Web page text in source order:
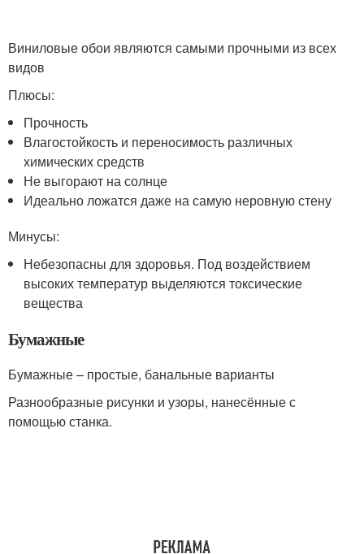
Виниловые обои являются самыми прочными из всех
видов
Плюсы:
Прочность
Влагостойкость и переносимость различных
химических средств
Не выгорают на солнце
Идеально ложатся даже на самую неровную стену
Минусы:
Небезопасны для здоровья. Под воздействием
высоких температур выделяются токсические
вещества
Бумажные
Бумажные – простые, банальные варианты
Разнообразные рисунки и узоры, нанесённые с
помощью станка.